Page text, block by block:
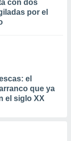
con dos
por el
el
que ya
el siglo XX